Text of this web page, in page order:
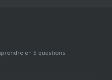
en 5 questions